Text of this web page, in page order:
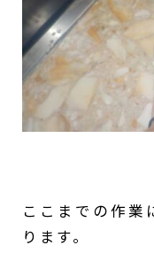
ここまでの作業
ります。